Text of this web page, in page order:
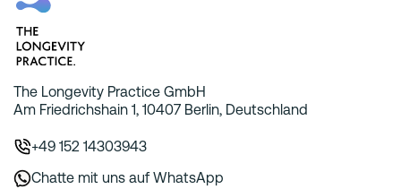
The Longevity Practice GmbH
Am Friedrichshain 1, 10407 Berlin, Deutschland
+49 152 14303943
Chatte mit uns auf WhatsApp